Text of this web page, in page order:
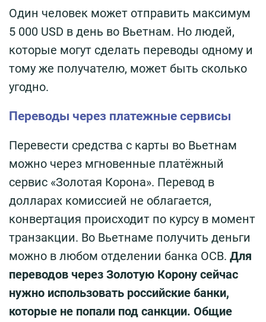
Один человек может отправить максимум
5 000 USD в день во Вьетнам. Но людей,
которые могут сделать переводы одному и
тому же получателю, может быть сколько
угодно.
Переводы через платежные сервисы
Перевести средства с карты во Вьетнам
можно через мгновенные платёжный
сервис «Золотая Корона». Перевод в
долларах комиссией не облагается,
конвертация происходит по курсу в момент
транзакции. Во Вьетнаме получить деньги
можно в любом отделении банка OCB. Для
переводов через Золотую Корону сейчас
нужно использовать российские банки,
которые не попали под санкции. Общие